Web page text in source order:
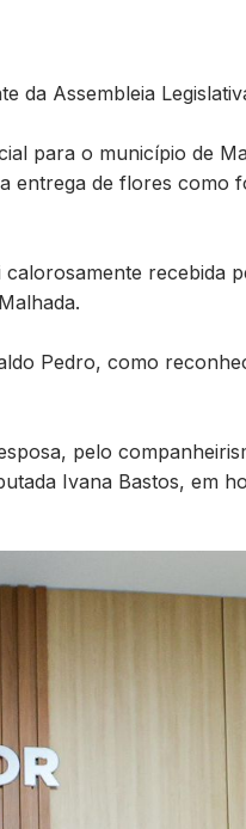
Assembleia
para o município de
entrega de flores como
recebida
Pedro, como
pelo
Ivana Bastos, em